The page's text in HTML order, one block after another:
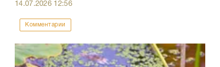
14.07.2026 12:56
Комментарии